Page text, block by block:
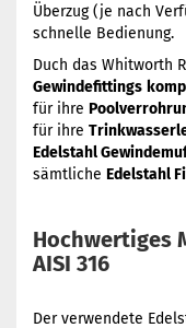
Überzug (je nach
schnelle Bedienung.
Duch das Whitworth
Gewindefittings
für ihre
für ihre
Edelstahl
sämtliche Edelstahl
Hochwertiges
AISI 316
Der verwendete